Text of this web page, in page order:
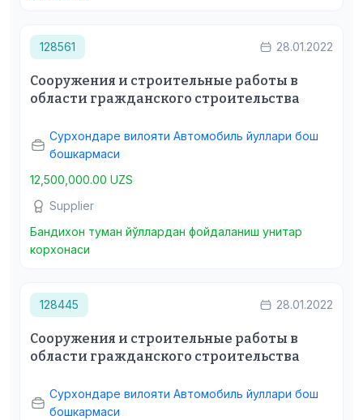
128561 28.01.2022
Сооружения и строительные работы в
области гражданского строительства
Сурхондаре вилояти Автомобиль йуллари бош
бошкармаси
12,500,000.00 UZS
Supplier
Бандихон туман йўллардан фойдаланиш унитар
корхонаси
128445 28.01.2022
Сооружения и строительные работы в
области гражданского строительства
Сурхондаре вилояти Автомобиль йуллари бош
бошкармаси